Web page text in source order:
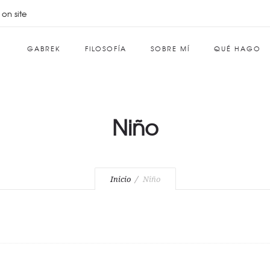
site
GABREK FILOSOFÍA SOBRE MÍ QUÉ HAGO
Niño
Inicio Niño